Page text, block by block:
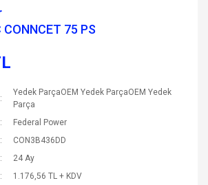
CONNCET 75 PS
Yedek ParçaOEM Yedek ParçaOEM Yedek
Parça
Federal Power
CON3B436DD
24 Ay
1.176,56 TL + KDV